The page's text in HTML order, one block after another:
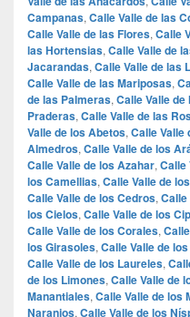
Campanas, Calle Valle de las
Calle Valle de las Flores, Calle
las Hortensias, Calle Valle de
Jacarandas, Calle Valle de las
Calle Valle de las Mariposas,
de las Palmeras, Calle Valle de
Praderas, Calle Valle de las
Valle de los Abetos, Calle Valle
Almedros, Calle Valle de los
Calle Valle de los Azahar, Calle
los Camellias, Calle Valle de
Calle Valle de los Cedros, Calle
los Cielos, Calle Valle de los
Calle Valle de los Corales,
los Girasoles, Calle Valle de
Calle Valle de los Laureles,
de los Limones, Calle Valle de
Manantiales, Calle Valle de los
Naranjos, Calle Valle de los